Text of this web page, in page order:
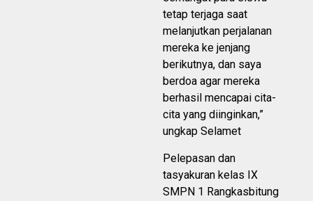
tetap terjaga saat
melanjutkan perjalanan
mereka ke jenjang
berikutnya, dan saya
berdoa agar mereka
berhasil mencapai cita-
cita yang diinginkan,”
ungkap Selamet
Pelepasan dan
tasyakuran kelas IX
SMPN 1 Rangkasbitung